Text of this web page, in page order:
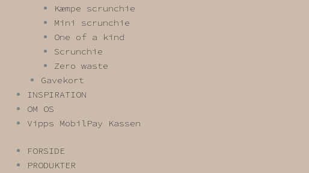
Kæmpe scrunchie
Mini scrunchie
One of a kind
Scrunchie
Zero waste
Gavekort
INSPIRATION
OM OS
Vipps MobilPay Kassen
FORSIDE
PRODUKTER